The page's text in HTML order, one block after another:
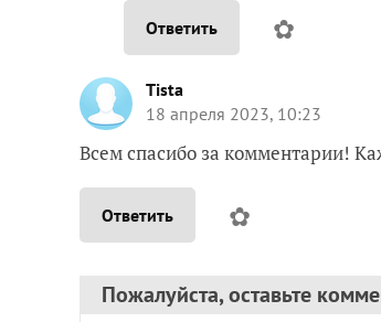
Ответить ✿
Tista
18 апреля 2023, 10:23
Всем спасибо за комментарии!
Ответить ✿
Пожалуйста, оставьте